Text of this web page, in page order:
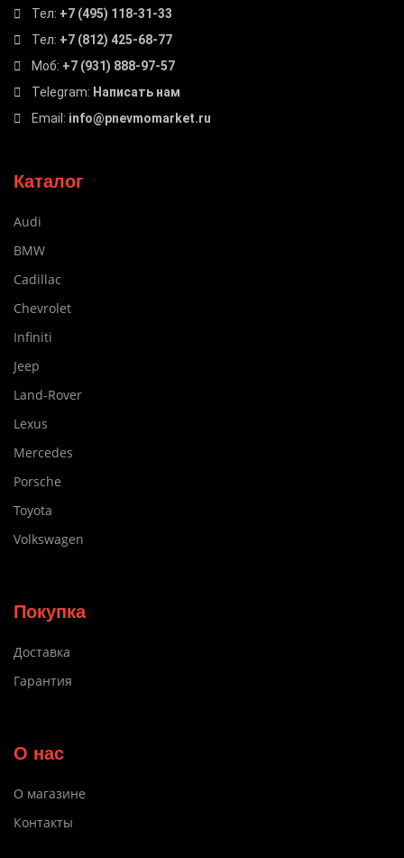
Тел: +7 (495) 118-31-33
Тел: +7 (812) 425-68-77
Моб: +7 (931) 888-97-57
Telegram: Написать нам
Email: info@pnevmomarket.ru
Каталог
Audi
BMW
Cadillac
Chevrolet
Infiniti
Jeep
Land-Rover
Lexus
Mercedes
Porsche
Toyota
Volkswagen
Покупка
Доставка
Гарантия
О нас
О магазине
Контакты